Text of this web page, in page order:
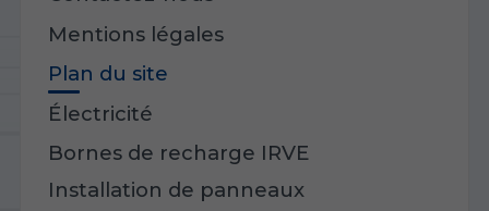
Mentions légales
Plan du site
Électricité
Bornes de recharge IRVE
Installation de panneaux